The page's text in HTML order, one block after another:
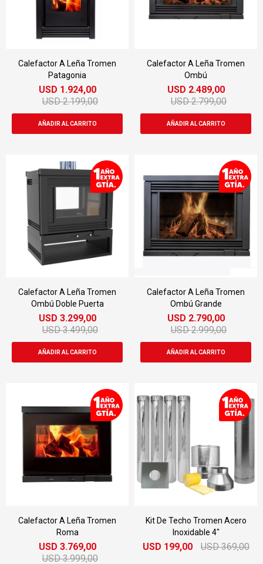
Calefactor A Leña Tromen
Patagonia
USD 1.924,00
USD 2.199,00
Calefactor A Leña Tromen
Ombú
USD 2.489,00
USD 2.799,00
Calefactor A Leña Tromen
Ombú Doble Puerta
USD 3.299,00
USD 3.499,00
Calefactor A Leña Tromen
Ombú Grande
USD 2.790,00
USD 2.999,00
Calefactor A Leña Tromen
Roma
USD 3.769,00
USD 3.999,00
Kit De Techo Tromen Acero
Inoxidable 4"
USD 199,00 USD 369,00